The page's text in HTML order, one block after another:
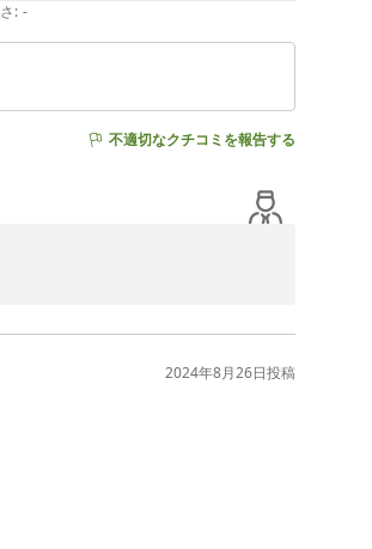
: -
不適切なクチコミを報告する
ざいます。
ける施設作りに努め、いつでもお
2024年8月26日投稿